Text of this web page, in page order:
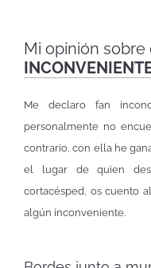
Mi opinión
Me declaro fan
personalmente no
contrario, con ella he
el lugar de quien
cortacésped, os cuento
algún inconveniente.